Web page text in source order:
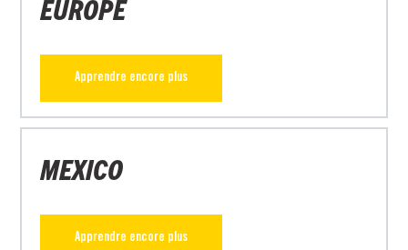
EUROPE
Apprendre encore plus
MEXICO
Apprendre encore plus